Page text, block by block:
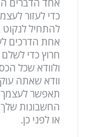
כדי לעזור
להתחיל לנקוט
אחת הדרכים
חרוץ כדי
ולוודא שכל
וודא שאתה
תאפשר לעצמך
החשבונות
או לפני כן.